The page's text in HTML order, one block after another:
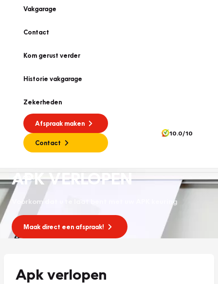
Vakgarage
Contact
Kom gerust verder
Historie vakgarage
Zekerheden
Afspraak maken
Contact
10.0/10
APK VERLOPEN
Voorkom dat u te laat bent met uw APK keuring
Maak direct een afspraak!
Apk verlopen